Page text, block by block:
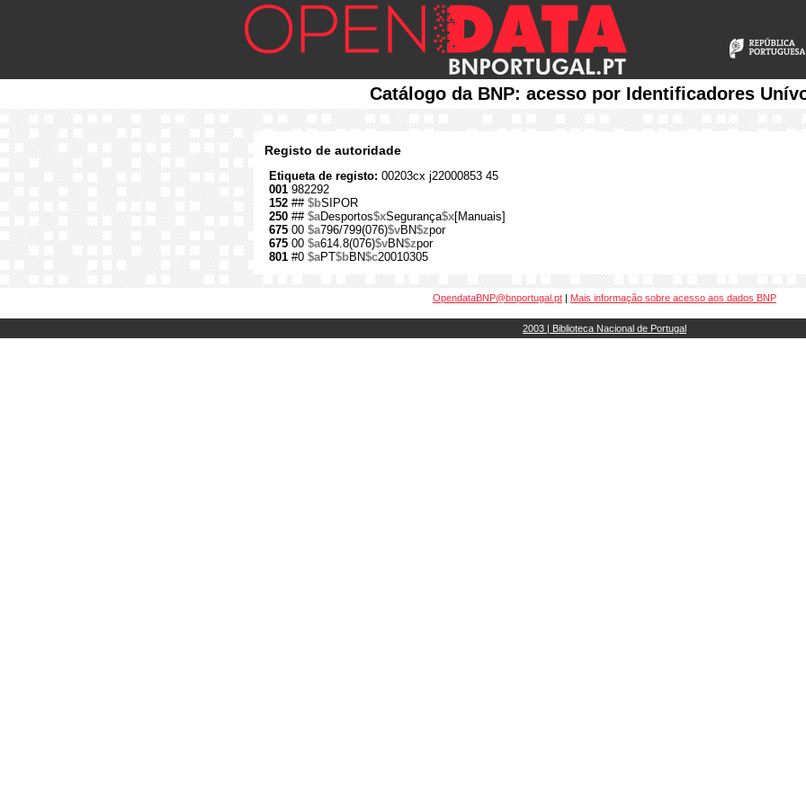
Catálogo da BNP: acesso por Identificadores
Registo de autoridade
Etiqueta de registo: 00203cx j22000853 45
001 982292
152 ## $bSIPOR
250 ## $aDesportos$xSegurança$x[Manuais]
675 00 $a796/799(076)$vBN$zpor
675 00 $a614.8(076)$vBN$zpor
801 #0 $aPT$bBN$c20010305
OpendataBNP@bnportugal.pt | Mais informação sobre acesso aos dados BNP
2003 | Biblioteca Nacional de Portugal